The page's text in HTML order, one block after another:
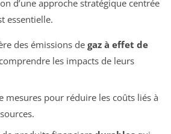
d’une approche stratégique centrée
essentielle.
des émissions de gaz à effet de
les impacts de leurs
mesures pour réduire les coûts liés à